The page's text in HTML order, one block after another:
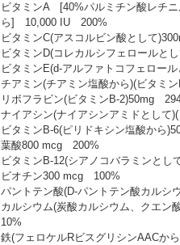
ビタミンA [40%パルミチン酸レチ
ら] 10,000 IU 200%
ビタミンC(アスコルビン酸として
ビタミンD(コレカルシフェロールと
ビタミンE(d-アルファトコフェロー
チアミン(チアミン塩酸から)(ビタミ
リボフラビン(ビタミンB-2)50mg
ナイアシン(ナイアシンアミドとし
ビタミンB-6(ピリドキシン塩酸から
葉酸800 mcg 200%
ビタミンB-12(シアノコバラミンと
ビオチン300 mcg 100%
パントテン酸(D-パントテン酸カル
カルシウム(炭酸カルシウム、クエ
10%
鉄(フェロケルRビスグリシンAACか